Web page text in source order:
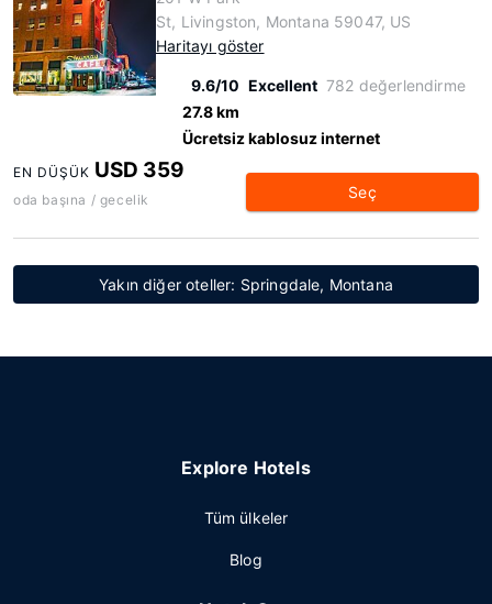
St, Livingston, Montana 59047, US
Haritayı göster
9.6/10 Excellent 782 değerlendirme
27.8 km
Ücretsiz kablosuz internet
EN DÜŞÜK USD 359
oda başına / gecelik Seç
Yakın diğer oteller: Springdale, Montana
Explore Hotels
Tüm ülkeler
Blog